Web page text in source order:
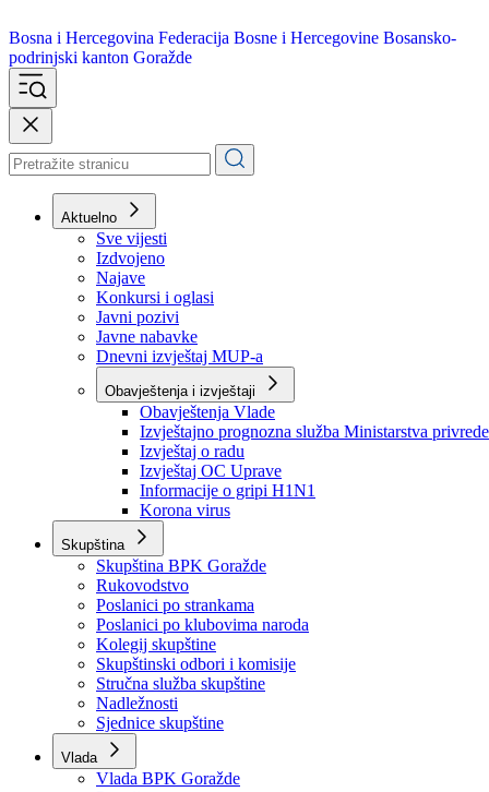
Bosna i Hercegovina
podrinjski kanton Goražde
Aktuelno
Sve vijesti
Izdvojeno
Najave
Konkursi i oglasi
Javni pozivi
Javne nabavke
Dnevni izvještaj MUP-a
Obavještenja i izvještaji
Obavještenja Vlade
Izvještajno prognozna služba Ministarstva privrede
Izvještaj o radu
Izvještaj OC Uprave
Informacije o gripi H1N1
Korona virus
Skupština
Skupština BPK Goražde
Rukovodstvo
Poslanici po strankama
Poslanici po klubovima naroda
Kolegij skupštine
Skupštinski odbori i komisije
Stručna služba skupštine
Nadležnosti
Sjednice skupštine